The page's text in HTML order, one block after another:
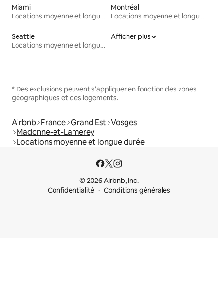
Miami
Locations moyenne et longue durée
Montréal
Locations moyenne et longue durée
Seattle
Locations moyenne et longue durée
Afficher plus
* Des exclusions peuvent s'appliquer en fonction des zones
géographiques et des logements.
Airbnb France Grand Est Vosges
Madonne-et-Lamerey
Locations moyenne et longue durée
© 2026 Airbnb, Inc.
Confidentialité
Conditions générales